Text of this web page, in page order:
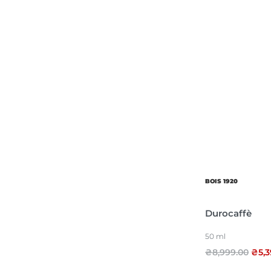
BOIS 1920
Durocaffè
50 ml
₴8,999.00 ₴